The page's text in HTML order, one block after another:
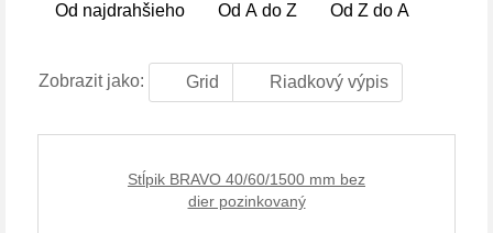
Od najdrahšieho Od A do Z Od Z do A
Zobrazit jako: Grid Riadkový výpis
Stĺpik BRAVO 40/60/1500 mm bez
dier pozinkovaný